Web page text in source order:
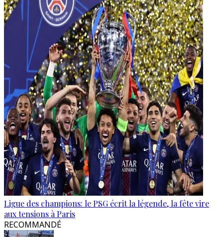
Ligue des champions: le PSG écrit la légende, la fête vire
aux tensions à Paris
RECOMMANDÉ